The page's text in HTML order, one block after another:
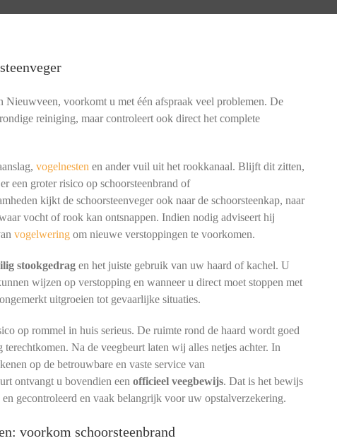
Nieuwveen, voorkomt u met één afspraak veel problemen. De
reiniging, maar controleert ook direct het complete
vogelnesten en ander vuil uit het rookkanaal. Blijft dit zitten,
een groter risico op schoorsteenbrand of
kijkt de schoorsteenveger ook naar de schoorsteenkap, naar
vocht of rook kan ontsnappen. Indien nodig adviseert hij
vogelweringom nieuwe verstoppingen te voorkomen.
stookgedragen het juiste gebruik van uw haard of kachel. U
wijzen op verstopping en wanneer u direct moet stoppen met
uitgroeien tot gevaarlijke situaties.
op rommel in huis serieus. De ruimte rond de haard wordt goed
Na de veegbeurt laten wij alles netjes achter. In
op de betrouwbare en vaste service van
ontvangt u bovendien een officieel veegbewijs. Dat is het bewijs
gecontroleerd en vaak belangrijk voor uw opstalverzekering.
voorkom schoorsteenbrand